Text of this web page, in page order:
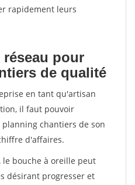
rapidement leurs
pour
de qualité
en tant qu'artisan
il faut pouvoir
chantiers de son
d'affaires.
le bouche à oreille peut
désirant progresser et